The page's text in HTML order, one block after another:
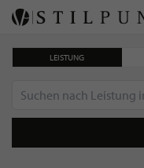
LEISTUNG